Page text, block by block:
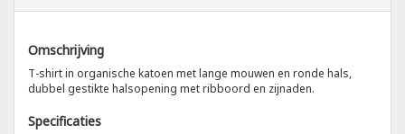
Helly Hansen
Omschrijving
T-shirt in organische katoen met lange mouwen en ronde hals,
dubbel gestikte halsopening met ribboord en zijnaden.
Specificaties